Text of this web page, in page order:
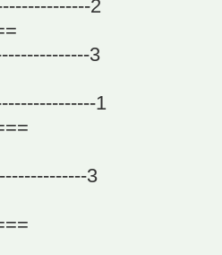
2
3
1
3